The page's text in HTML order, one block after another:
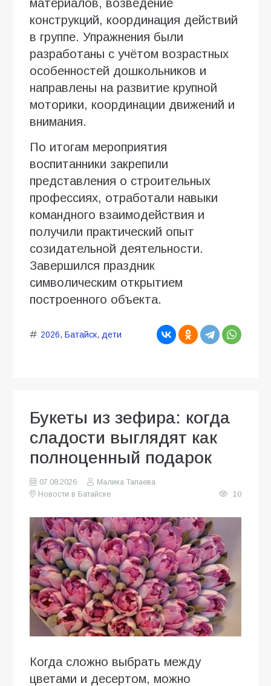
материалов, возведение
конструкций, координация действий
в группе. Упражнения были
разработаны с учётом возрастных
особенностей дошкольников и
направлены на развитие крупной
моторики, координации движений и
внимания.
По итогам мероприятия
воспитанники закрепили
представления о строительных
профессиях, отработали навыки
командного взаимодействия и
получили практический опыт
созидательной деятельности.
Завершился праздник
символическим открытием
построенного объекта.
2026, Батайск, дети
Букеты из зефира: когда
сладости выглядят как
полноценный подарок
07.08.2026
Малика Тапаева
Новости в Батайске
10
Когда сложно выбрать между
цветами и десертом, можно